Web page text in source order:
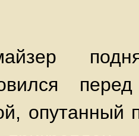
опутанный